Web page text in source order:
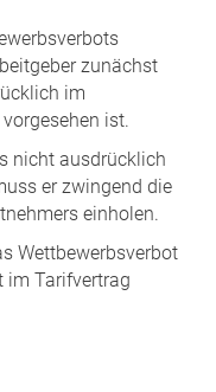
zunächst
im
ist.
nicht ausdrücklich
er zwingend die
einholen.
Wettbewerbsverbot
im Tarifvertrag